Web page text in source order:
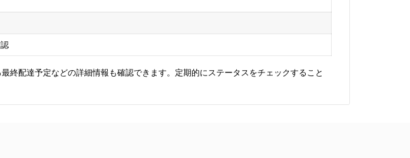
配達予定などの詳細情報も確認できます。定期的にステータスをチェックすること